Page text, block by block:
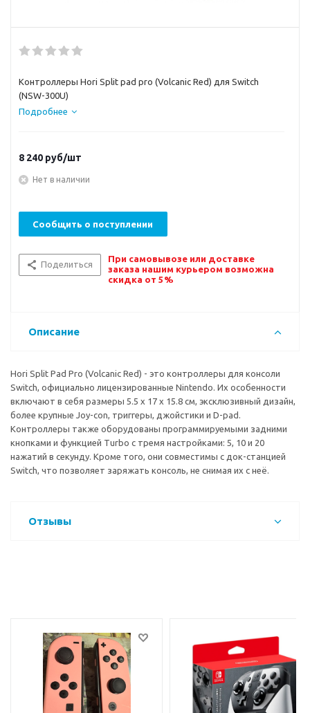
Контроллеры Hori Split pad pro (Volcanic Red) для Switch
(NSW-300U)
Подробнее
8 240 руб/шт
Нет в наличии
Сообщить о поступлении
Поделиться
При самовывозе или доставке
заказа нашим курьером возможна
скидка от 5%
Описание
Hori Split Pad Pro (Volcanic Red) - это контроллеры для консоли
Switch, официально лицензированные Nintendo. Их особенности
включают в себя размеры 5.5 х 17 х 15.8 см, эксклюзивный дизайн,
более крупные Joy-con, триггеры, джойстики и D-pad.
Контроллеры также оборудованы программируемыми задними
кнопками и функцией Turbo с тремя настройками: 5, 10 и 20
нажатий в секунду. Кроме того, они совместимы с док-станцией
Switch, что позволяет заряжать консоль, не снимая их с неё.
Отзывы